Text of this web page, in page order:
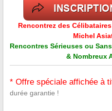
Rencontrez des
Michel
Rencontres Sérieuses ou
& Nombreux
* Offre spéciale affichée à
durée garantie !